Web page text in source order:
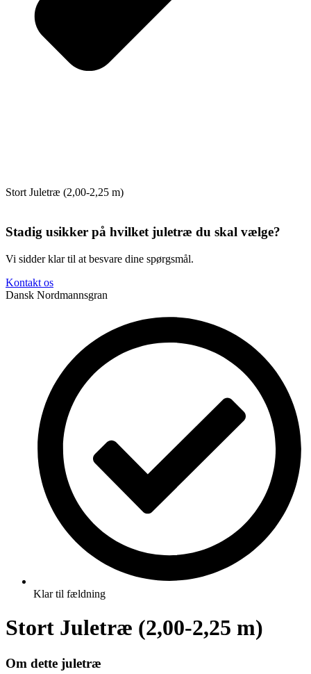
Stort Juletræ (2,00-2,25 m)
Stadig usikker på hvilket juletræ du skal vælge?
Vi sidder klar til at besvare dine spørgsmål.
Kontakt os
Dansk Nordmannsgran
Klar til fældning
Stort Juletræ (2,00-2,25 m)
Om dette juletræ